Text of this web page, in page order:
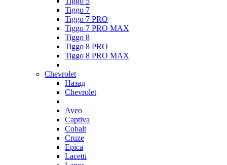
Tiggo 7
Tiggo 7 PRO
Tiggo 7 PRO MAX
Tiggo 8
Tiggo 8 PRO
Tiggo 8 PRO MAX
Chevrolet
Назад
Chevrolet
Aveo
Captiva
Cobalt
Cruze
Epica
Lacetti